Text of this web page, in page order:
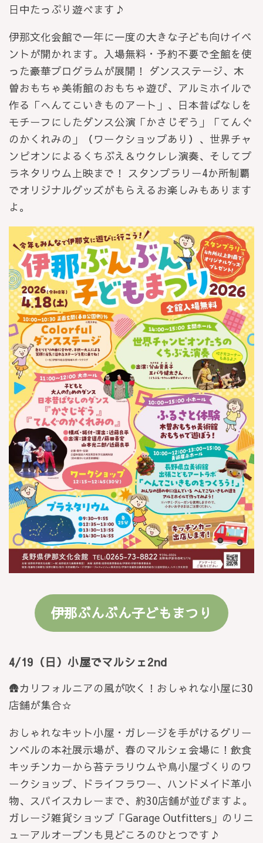
日中たっぷり遊べます♪
伊那文化会館で一年に一度の大きな子ども向けイベ
ントが開かれます。入場無料・予約不要で全館を使
った豪華プログラムが展開！ ダンスステージ、木
曽おもちゃ美術館のおもちゃ遊び、アルミホイルで
作る「へんてこいきものアート」、日本昔ばなしを
モチーフにしたダンス公演「かさじぞう」「てんぐ
のかくれみの」（ワークショップあり）、世界チャ
ンピオンによるくちぶえ＆ウクレレ演奏、そしてプ
ラネタリウム上映まで！ スタンプラリー4か所制覇
でオリジナルグッズがもらえるお楽しみもあります
よ。
伊那ぶんぶん子どもまつり
4/19（日）小屋でマルシェ2nd
🛖カリフォルニアの風が吹く！おしゃれな小屋に30
店舗が集合☆
おしゃれなキット小屋・ガレージを手がけるグリー
ンベルの本社展示場が、春のマルシェ会場に！飲食
キッチンカーから苔テラリウムや鳥小屋づくりのワ
ークショップ、ドライフラワー、ハンドメイド革小
物、スパイスカレーまで、約30店舗が並びますよ。
ガレージ雑貨ショップ「Garage Outfitters」のリニ
ューアルオープンも見どころのひとつです♪